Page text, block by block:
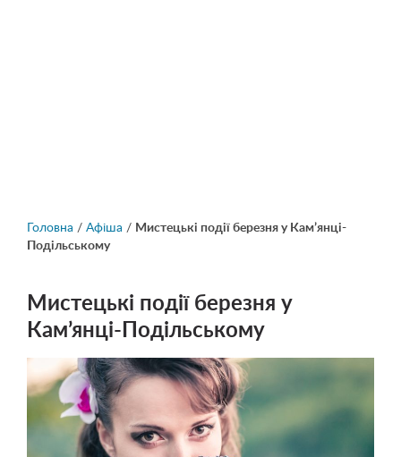
Головна / Афіша / Мистецькі події березня у Кам’янці-
Подільському
Мистецькі події березня у
Кам’янці-Подільському